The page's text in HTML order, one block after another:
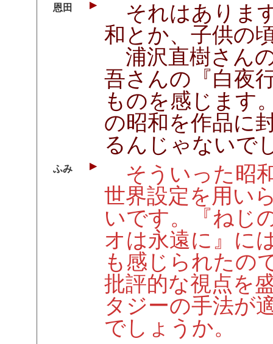
恩田
それはありま
和とか、子供の
浦沢直樹さん
吾さんの『白夜
ものを感じます
の昭和を作品に
るんじゃないで
ふみ
そういった昭
世界設定を用い
いです。『ねじ
オは永遠に』に
も感じられたの
批評的な視点を
タジーの手法が
でしょうか。